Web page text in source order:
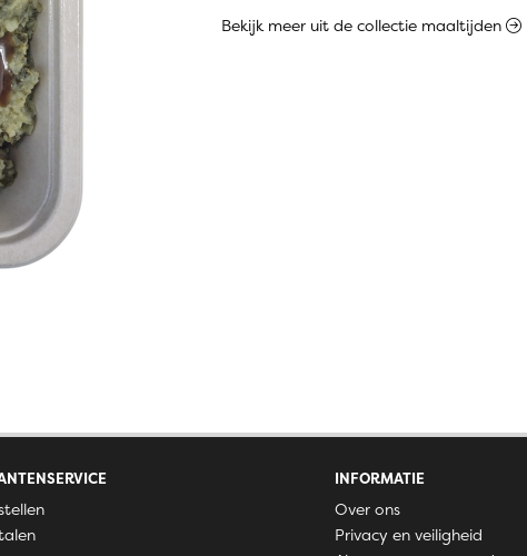
Bekijk meer uit de collectie maaltijden
INFORMATIE
Over ons
Privacy en veiligheid